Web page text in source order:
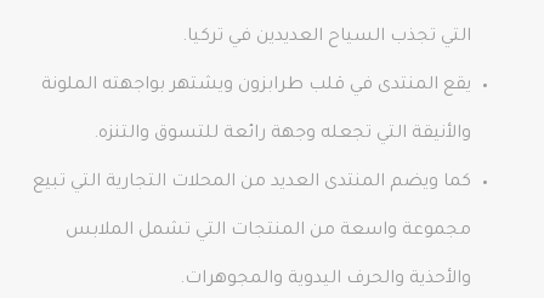
التي تجذب السياح العديدين في تركيا.
يقع المنتدى في قلب طرابزون ويشتهر بواجهته الملونة
والأنيقة التي تجعله وجهة رائعة للتسوق والتنزه.
كما ويضم المنتدى العديد من المحلات التجارية التي تبيع
مجموعة واسعة من المنتجات التي تشمل الملابس
والأحذية والحرف اليدوية والمجوهرات.